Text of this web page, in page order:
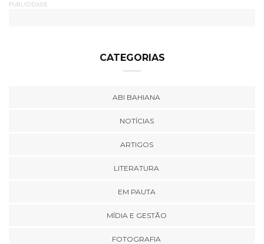
PUBLICIDADE
CATEGORIAS
ABI BAHIANA
NOTÍCIAS
ARTIGOS
LITERATURA
EM PAUTA
MÍDIA E GESTÃO
FOTOGRAFIA